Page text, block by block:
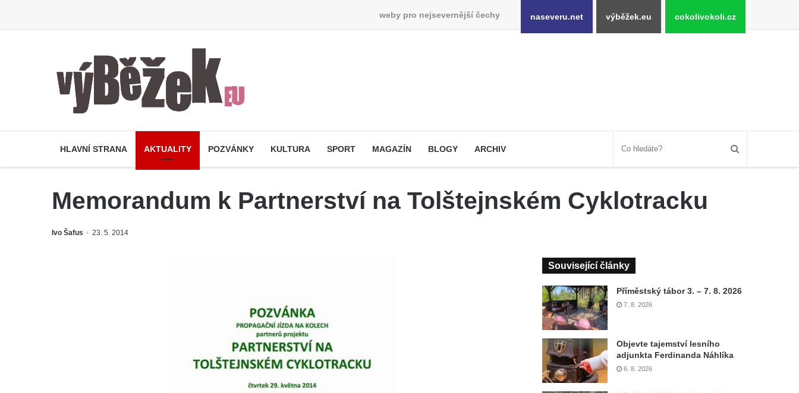
weby pro nejsevernější čechy naseveru.net výběžek.eu cokolivokoli.cz
HLAVNÍ STRANA AKTUALITY POZVÁNKY KULTURA SPORT MAGAZÍN BLOGY ARCHIV
Memorandum k Partnerství na Tolštejnském Cyklotracku
Ivo Šafus 23. 5. 2014
Související články
Příměstský tábor 3. – 7. 8. 2026
7. 8. 2026
Objevte tajemství lesního
adjunkta Ferdinanda Náhlíka
6. 8. 2026